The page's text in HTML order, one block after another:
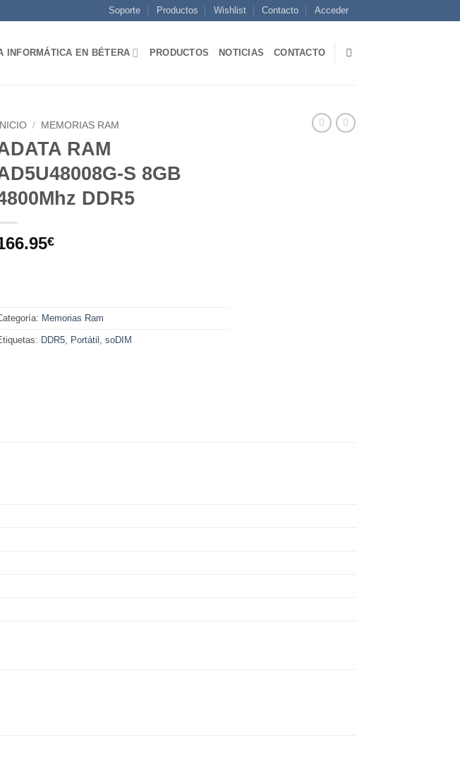
Soporte Productos Wishlist Contacto Acceder
INFORMÁTICA EN BÉTERA PRODUCTOS NOTICIAS CONTACTO
INICIO / MEMORIAS RAM
RAM
S 8GB
DDR5
€
Memorias Ram
DDR5, Portátil , soDIM